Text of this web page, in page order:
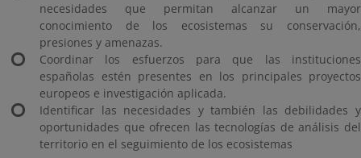
necesidades que permitan alcanzar un mayor
conocimiento de los ecosistemas su conservación,
presiones y amenazas.
Coordinar los esfuerzos para que las instituciones
españolas estén presentes en los principales proyectos
europeos e investigación aplicada.
Identificar las necesidades y también las debilidades y
oportunidades que ofrecen las tecnologías de análisis del
territorio en el seguimiento de los ecosistemas